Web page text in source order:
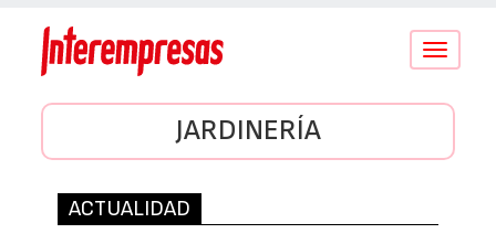
Conmutar
JARDINERÍA
ACTUALIDAD